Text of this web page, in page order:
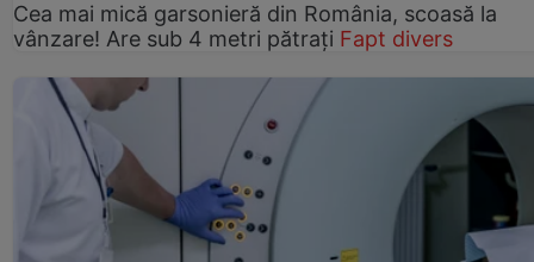
Cea mai mică garsonieră din România, scoasă la
vânzare! Are sub 4 metri pătrați Fapt divers